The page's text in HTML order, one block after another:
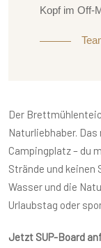
Kopf im Off-
Der
Naturliebhaber.
Campingplatz – du
Strände und
Wasser und die
Urlaubstag oder
Jetzt SUP-Board